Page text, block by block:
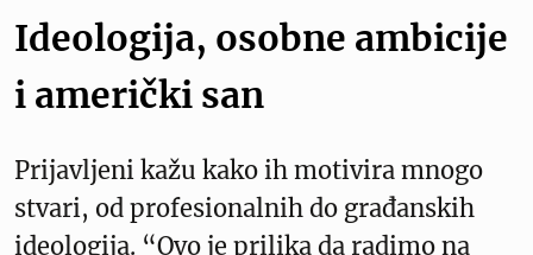
Ideologija, osobne ambicije
i američki san
Prijavljeni kažu kako ih motivira mnogo
stvari, od profesionalnih do građanskih
ideologija. “Ovo je prilika da radimo na